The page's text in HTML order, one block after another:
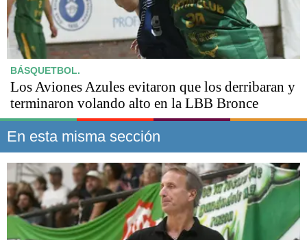
BÁSQUETBOL.
Los Aviones Azules evitaron que los derribaran y
terminaron volando alto en la LBB Bronce
En esta misma sección